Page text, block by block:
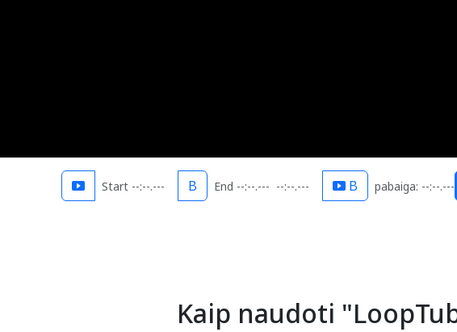
Start --:--.--- B End --:--.--- --:--.--- B pabaiga: --:--.---
Kaip naudoti